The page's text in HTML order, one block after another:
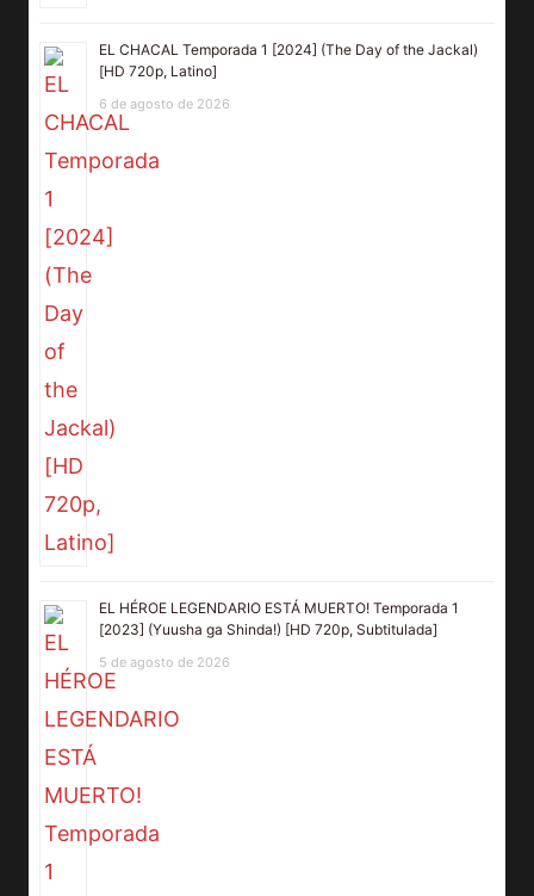
EL CHACAL Temporada 1 [2024] (The Day of the Jackal)
[HD 720p, Latino]
6 de agosto de 2026
EL HÉROE LEGENDARIO ESTÁ MUERTO! Temporada 1
[2023] (Yuusha ga Shinda!) [HD 720p, Subtitulada]
5 de agosto de 2026